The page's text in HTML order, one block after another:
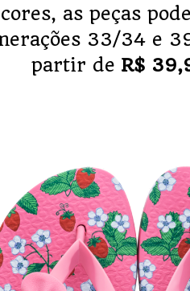
as peças
33/34 e
partir de R$